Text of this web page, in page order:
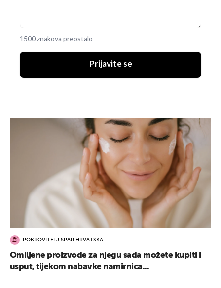
1500 znakova preostalo
Prijavite se
POKROVITELJ SPAR HRVATSKA
Omiljene proizvode za njegu sada možete kupiti i
usput, tijekom nabavke namirnica...